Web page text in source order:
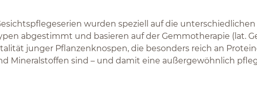
wurden speziell auf die
abgestimmt und basieren auf der Gemmotherapie (lat.
junger Pflanzenknospen, die besonders reich an
Mineralstoffen sind – und damit eine außergewöhnlich